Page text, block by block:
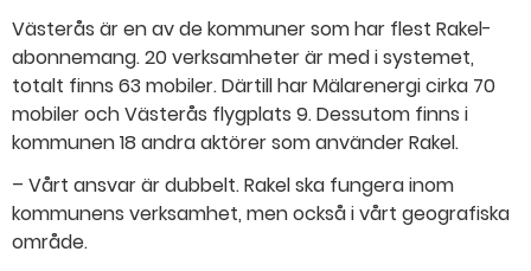
Västerås är en av de kommuner som har flest Rakel-
abonnemang. 20 verksamheter är med i systemet,
totalt finns 63 mobiler. Därtill har Mälarenergi cirka 70
mobiler och Västerås flygplats 9. Dessutom finns i
kommunen 18 andra aktörer som använder Rakel.
– Vårt ansvar är dubbelt. Rakel ska fungera inom
kommunens verksamhet, men också i vårt geografiska
område.